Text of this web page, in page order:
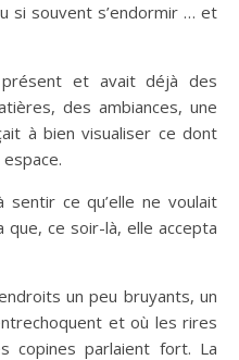
si souvent s’endormir … et
et avait déjà des
des ambiances, une
à bien visualiser ce dont
ce qu’elle ne voulait
que, ce soir-là, elle accepta
un peu bruyants, un
et où les rires
copines parlaient fort. La